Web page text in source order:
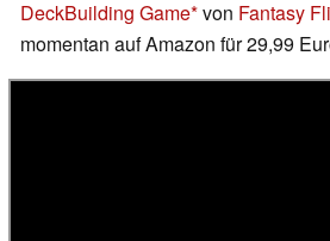
DeckBuilding Game von Fantasy
momentan auf Amazon für 29,99